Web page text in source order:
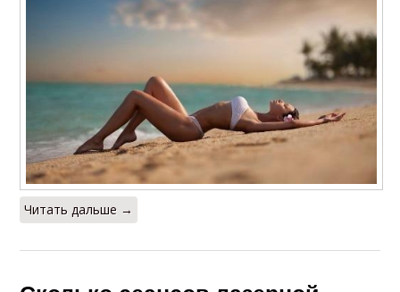
Читать дальше →